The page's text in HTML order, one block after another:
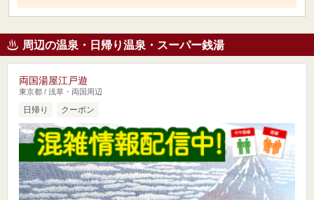
周辺の温泉・日帰り温泉・スーパー銭湯
両国湯屋江戸遊
東京都 / 浅草・両国周辺
日帰り クーポン